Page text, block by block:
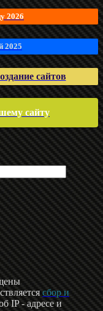
2026
2025
сайтов
сайту
сбор и
IP - адресе и